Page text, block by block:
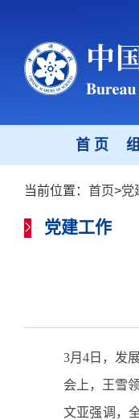
首 页
当前位置： 首页>党
党建工作
3月 4 日，发
会上，王雪
文亚强调，